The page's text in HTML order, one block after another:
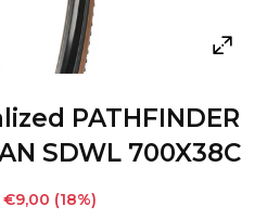
PATHFINDER
SDWL 700X38C
€9,00 (18%)